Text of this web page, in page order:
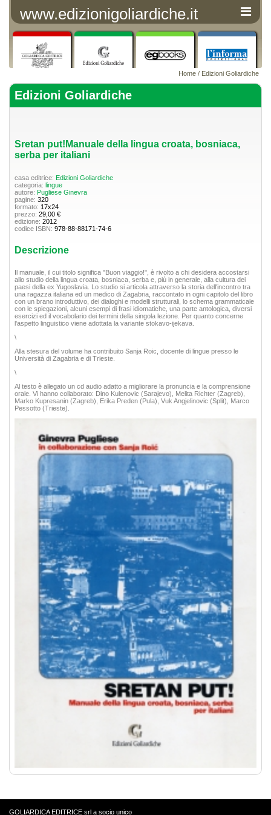
www.edizionigoliardiche.it
Home / Edizioni Goliardiche
Edizioni Goliardiche
Sretan put!Manuale della lingua croata, bosniaca,
serba per italiani
casa editrice: Edizioni Goliardiche
categoria: lingue
autore: Pugliese Ginevra
pagine: 320
formato: 17x24
prezzo: 29,00 €
edizione: 2012
codice ISBN: 978-88-88171-74-6
Descrizione
Il manuale, il cui titolo significa "Buon viaggio!", è rivolto a chi desidera accostarsi
allo studio della lingua croata, bosniaca, serba e, più in generale, alla cultura dei
paesi della ex Yugoslavia. Lo studio si articola attraverso la storia dell'incontro tra
una ragazza italiana ed un medico di Zagabria, raccontato in ogni capitolo del libro
con un brano introduttivo, dei dialoghi e modelli strutturali, lo schema grammaticale
con le spiegazioni, alcuni esempi di frasi idiomatiche, una parte antologica, diversi
esercizi ed il vocabolario dei termini della singola lezione. Per quanto concerne
l'aspetto linguistico viene adottata la variante stokavo-ijekava.
\
Alla stesura del volume ha contribuito Sanja Roic, docente di lingue presso le
Università di Zagabria e di Trieste.
\
Al testo è allegato un cd audio adatto a migliorare la pronuncia e la comprensione
orale. Vi hanno collaborato: Dino Kulenovic (Sarajevo), Melita Richter (Zagreb),
Marko Kupresanin (Zagreb), Erika Preden (Pula), Vuk Angjelinovic (Split), Marco
Pessotto (Trieste).
GOLIARDICA EDITRICE srl a socio unico